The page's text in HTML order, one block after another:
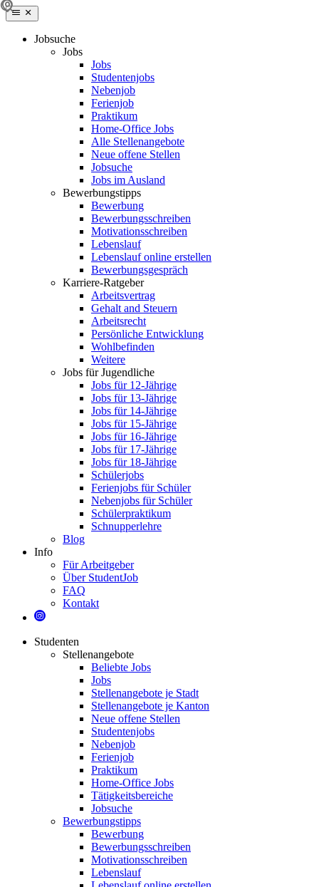
Jobsuche
Jobs
Jobs
Studentenjobs
Nebenjob
Ferienjob
Praktikum
Home-Office Jobs
Alle Stellenangebote
Neue offene Stellen
Jobsuche
Jobs im Ausland
Bewerbungstipps
Bewerbung
Bewerbungsschreiben
Motivationsschreiben
Lebenslauf
Lebenslauf online erstellen
Bewerbungsgespräch
Karriere-Ratgeber
Arbeitsvertrag
Gehalt and Steuern
Arbeitsrecht
Persönliche Entwicklung
Wohlbefinden
Weitere
Jobs für Jugendliche
Jobs für 12-Jährige
Jobs für 13-Jährige
Jobs für 14-Jährige
Jobs für 15-Jährige
Jobs für 16-Jährige
Jobs für 17-Jährige
Jobs für 18-Jährige
Schülerjobs
Ferienjobs für Schüler
Nebenjobs für Schüler
Schülerpraktikum
Schnupperlehre
Blog
Info
Für Arbeitgeber
Über StudentJob
FAQ
Kontakt
Studenten
Stellenangebote
Beliebte Jobs
Jobs
Stellenangebote je Stadt
Stellenangebote je Kanton
Neue offene Stellen
Studentenjobs
Nebenjob
Ferienjob
Praktikum
Home-Office Jobs
Tätigkeitsbereiche
Jobsuche
Bewerbungstipps
Bewerbung
Bewerbungsschreiben
Motivationsschreiben
Lebenslauf